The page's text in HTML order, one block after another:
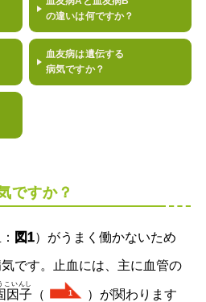
の違いは何ですか？
血友病は遺伝する
病気ですか？
ですか？
図1）がうまく働かないため
です。止血には、主に血管の
因子
こいんし
（ 1 ）が関わります